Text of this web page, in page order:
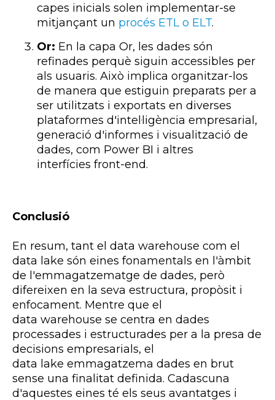
capes inicials solen implementar-se
mitjançant un procés ETLo ELT.
Or: En la capa Or, les dades són
refinades perquè siguin accessibles per
als usuaris. Això implica organitzar-los
de manera que estiguin preparats per a
ser utilitzats i exportats en diverses
plataformes d'intel·ligència empresarial,
generació d'informes i visualització de
dades, com Power BI i altres
interfícies front-end.
Conclusió
En resum, tant el data warehouse com el
data lake són eines fonamentals en l'àmbit
de l'emmagatzematge de dades, però
difereixen en la seva estructura, propòsit i
enfocament. Mentre que el
data warehouse se centra en dades
processades i estructurades per a la presa de
decisions empresarials, el
data lake emmagatzema dades en brut
sense una finalitat definida. Cadascuna
d'aquestes eines té els seus avantatges i